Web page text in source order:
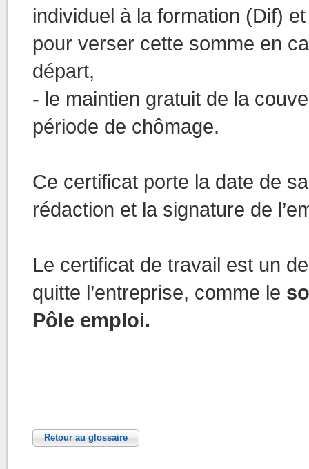
individuel à la formation (Dif)
pour verser cette somme en
départ,
- le maintien gratuit de la
période de chômage.
Ce certificat porte la date de
rédaction et la signature de
Le certificat de travail est un
quitte l’entreprise, comme le
Pôle emploi.
Retour au glossaire